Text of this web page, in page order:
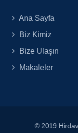
Ana Sayfa
Biz Kimiz
Bize Ulaşın
Makaleler
© 2019